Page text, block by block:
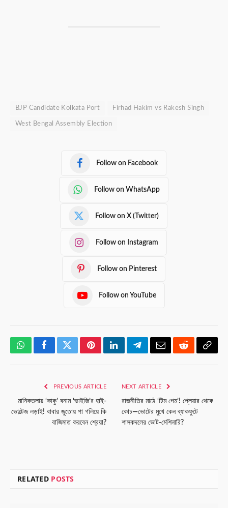
BJP Candidate Kolkata Port Firhad Hakim vs Rakesh Singh
West Bengal Assembly Election
Follow on Facebook
Follow on WhatsApp
Follow on X (Twitter)
Follow on Instagram
Follow on Pinterest
Follow on YouTube
WhatsAppFacebookTwitterPinterestLinkedInTelegramEmailRedditCopy
PREVIOUS ARTICLE
মানিকতলায় ‘কাকু’ বনাম ‘ভাইজি’র হাই-
ভোল্টেজ লড়াই! বাবার জুতোয় পা গলিয়ে কি
বাজিমাত করবেন শ্রেয়া?
NEXT ARTICLE
রাজনীতির মাঠে ‘টিম গেম’! প্লেয়ার থেকে
কোচ—ভোটের মুখে কেন ব্যাকফুটে
শাসকদলের ভোট-মেশিনারি?
RELATED POSTS